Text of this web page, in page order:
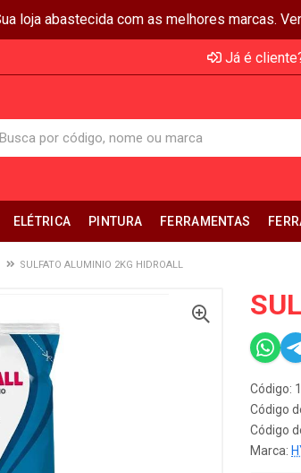
loja abastecida com as melhores marcas.
Já é
ELÉTRICA PINTURA FERRAMENTAS
SULFATO ALUMINIO 2KG HIDROALL
Código:
Código
Código
Marca: